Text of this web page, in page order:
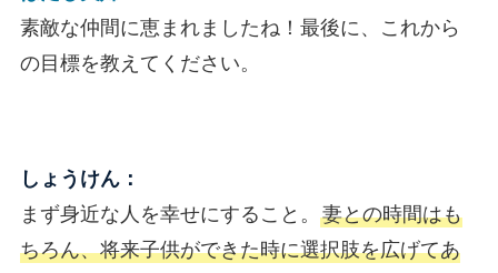
素敵な仲間に恵まれましたね！最後に、これから
の目標を教えてください。
しょうけん：
まず身近な人を幸せにすること。 妻との時間はも
ちろん、将来子供ができた時に選択肢を広げてあ